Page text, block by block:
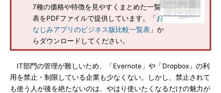
7種の価格や特徴を見やすくまとめた一覧
表をPDFファイルで提供しています。「お
なじみアプリのビジネス版比較一覧表 」か
らダウンロードしてください。
IT部門の管理が難しいため、「Evernote」や「Dropbox」の利
用を禁止・制限している企業も少なくない。しかし、禁止されて
も使う人が後を絶たないのは、やはり使いたくなるだけの魅力が